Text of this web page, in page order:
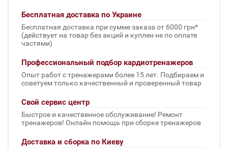
Бесплатная доставка по Украине
Бесплатная доставка при сумме заказа от 6000 грн*
(действует на товар без акций и куплен не по оплате
частями)
Профессиональный подбор кардиотренажеров
Опыт работ с тренажерами более 15 лет. Подбираем и
советуем только качественный и проверенный товар
Свой сервис центр
Быстрое и качественное обслуживание! Ремонт
тренажеров! Онлайн помощь при сборке тренажеров
Доставка и сборка по Киеву